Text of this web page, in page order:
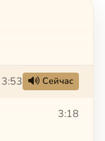
3:53 Сейчас
3:18